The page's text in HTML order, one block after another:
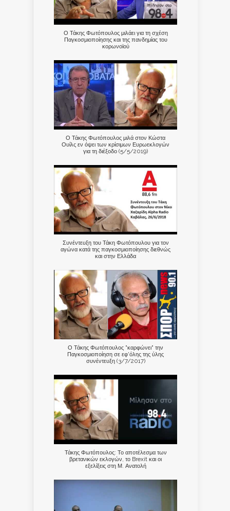
Ο Τάκης Φωτόπουλος μιλάει για τη σχέση
Παγκοσμιοποίησης και της πανδημίας του
κορωνοϊού
Ο Τάκης Φωτόπουλος μιλά στον Κώστα
Ουίλς εν όψει των κρίσιμων Ευρωεκλογών
για τη διέξοδο (5/5/2019)
Συνέντευξη του Τάκη Φωτόπουλου για τον
αγώνα κατά της παγκοσμιοποίησης διεθνώς
και στην Ελλάδα
Ο Τάκης Φωτόπουλος "καρφώνει" την
Παγκοσμιοποίηση σε εφ'όλης της ύλης
συνέντευξη (3/7/2017)
Τάκης Φωτόπουλος: Το αποτέλεσμα των
βρετανικών εκλογών, το Brexit και οι
εξελίξεις στη Μ. Ανατολή